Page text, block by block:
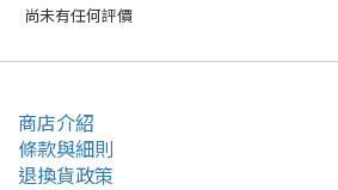
尚未有任何評價
商店介紹
條款與細則
退換貨政策